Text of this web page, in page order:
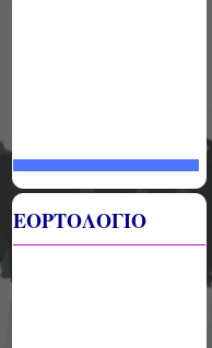
ΕΟΡΤΟΛΟΓΙΟ